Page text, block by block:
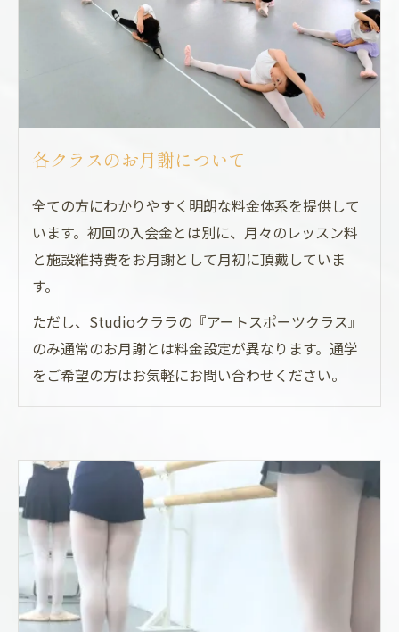
各クラスのお月謝について
全ての方にわかりやすく明朗な料金体系を提供して
います。初回の入会金とは別に、月々のレッスン料
と施設維持費をお月謝として月初に頂戴していま
す。
ただし、Studioクララの『アートスポーツクラス』
のみ通常のお月謝とは料金設定が異なります。通学
をご希望の方はお気軽にお問い合わせください。